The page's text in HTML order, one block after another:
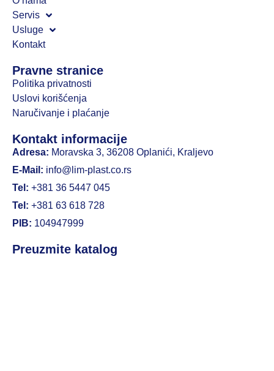
Servis
Usluge
Kontakt
Pravne stranice
Politika privatnosti
Uslovi korišćenja
Naručivanje i plaćanje
Kontakt informacije
Adresa: Moravska 3, 36208 Oplanići, Kraljevo
E-Mail: info@lim-plast.co.rs
Tel: +381 36 5447 045
Tel: +381 63 618 728
PIB: 104947999
Preuzmite katalog